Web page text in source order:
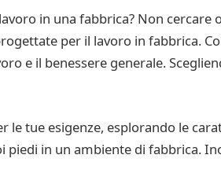
in una fabbrica? Non cercare
per il lavoro in fabbrica.
e il benessere generale.
tue esigenze, esplorando le
in un ambiente di fabbrica.